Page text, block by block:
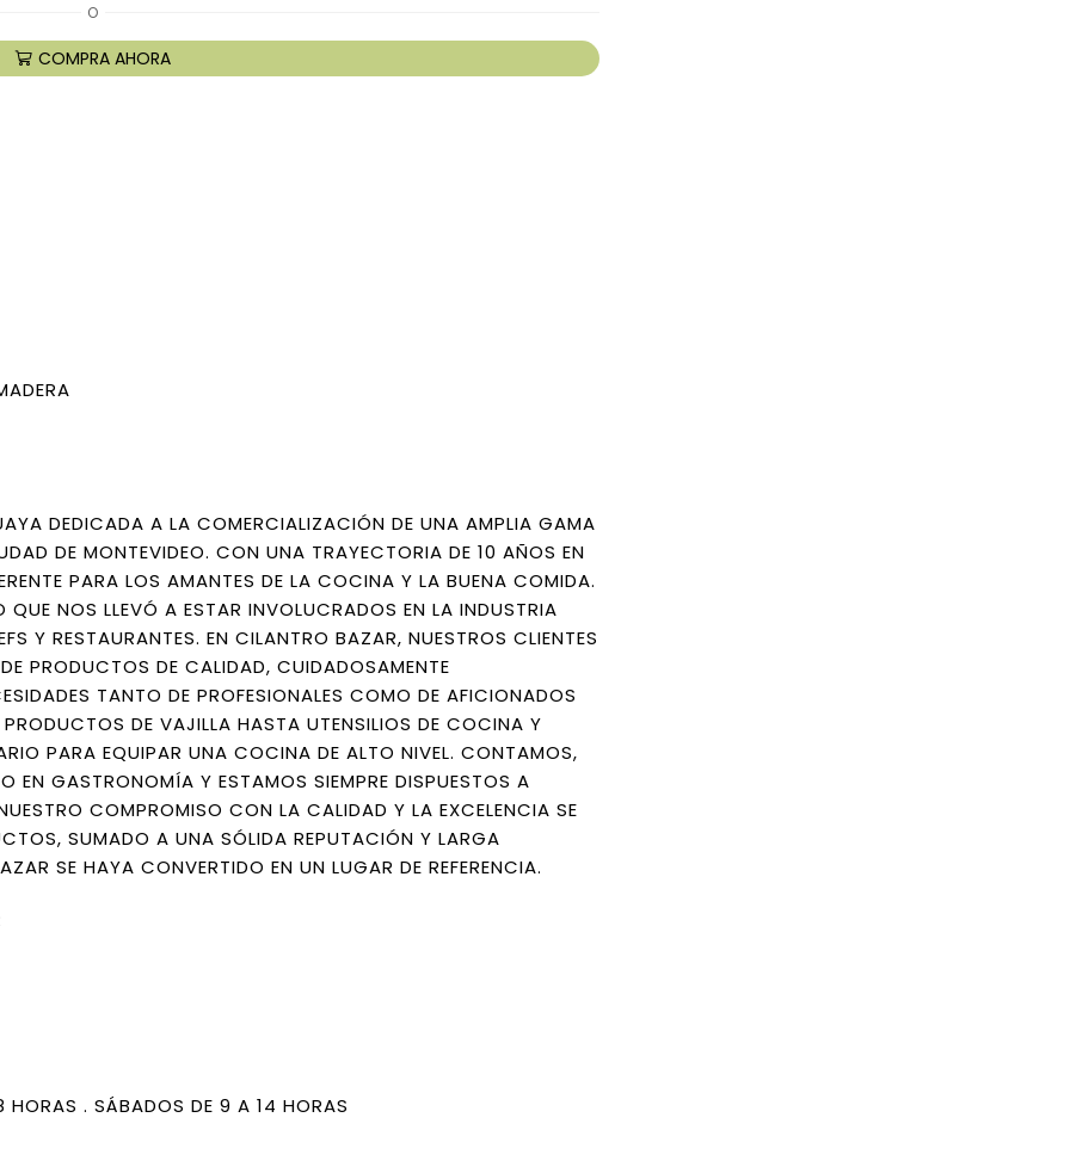
O
COMPRA AHORA
DEDICADA A LA COMERCIALIZACIÓN DE UNA AMPLIA GAMA
DE MONTEVIDEO. CON UNA TRAYECTORIA DE 10 AÑOS EN
PARA LOS AMANTES DE LA COCINA Y LA BUENA COMIDA.
NOS LLEVÓ A ESTAR INVOLUCRADOS EN LA INDUSTRIA
Y RESTAURANTES. EN CILANTRO BAZAR, NUESTROS CLIENTES
PRODUCTOS DE CALIDAD, CUIDADOSAMENTE
TANTO DE PROFESIONALES COMO DE AFICIONADOS
DE VAJILLA HASTA UTENSILIOS DE COCINA Y
PARA EQUIPAR UNA COCINA DE ALTO NIVEL. CONTAMOS,
EN GASTRONOMÍA Y ESTAMOS SIEMPRE DISPUESTOS A
COMPROMISO CON LA CALIDAD Y LA EXCELENCIA SE
SUMADO A UNA SÓLIDA REPUTACIÓN Y LARGA
SE HAYA CONVERTIDO EN UN LUGAR DE REFERENCIA.
HORAS . SÁBADOS DE 9 A 14 HORAS